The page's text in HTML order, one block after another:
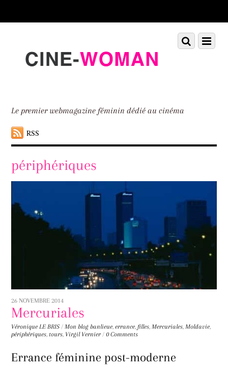
down
Le premier webmagazine féminin dédié au cinéma
RSS
Menu
Scroll
down
périphériques
26 NOVEMBRE 2014
Mercuriales
Véronique LE BRIS / Mon blog banlieue,errance, filles, Mercuriales, Moldavie,
périphériques, tours, Virgil Vernier / 0 Comments
Errance féminine post-moderne